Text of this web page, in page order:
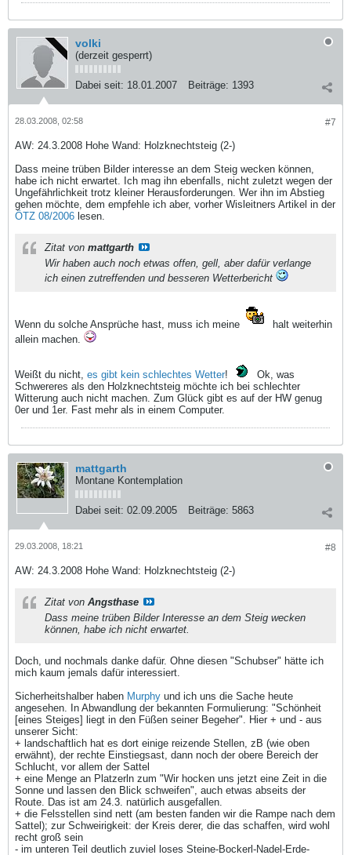
volki
(derzeit gesperrt)
Dabei seit: 18.01.2007 Beiträge: 1393
#7
28.03.2008, 02:58
AW: 24.3.2008 Hohe Wand: Holzknechtsteig (2-)
Dass meine trüben Bilder interesse an dem Steig wecken können,
habe ich nicht erwartet. Ich mag ihn ebenfalls, nicht zuletzt wegen der
Ungefährlichkeit trotz kleiner Herausforderungen. Wer ihn im Abstieg
gehen möchte, dem empfehle ich aber, vorher Wisleitners Artikel in der
ÖTZ 08/2006 lesen.
Zitat von mattgarth
Wir haben auch noch etwas offen, gell, aber dafür verlange
ich einen zutreffenden und besseren Wetterbericht
Wenn du solche Ansprüche hast, muss ich meine
halt weiterhin
allein machen.
Weißt du nicht, es gibt kein schlechtes Wetter!
Ok, was
Schwereres als den Holzknechtsteig möchte ich bei schlechter
Witterung auch nicht machen. Zum Glück gibt es auf der HW genug
0er und 1er. Fast mehr als in einem Computer.
mattgarth
Montane Kontemplation
Dabei seit: 02.09.2005 Beiträge: 5863
#8
29.03.2008, 18:21
AW: 24.3.2008 Hohe Wand: Holzknechtsteig (2-)
Zitat von Angsthase
Dass meine trüben Bilder Interesse an dem Steig wecken
können, habe ich nicht erwartet.
Doch, und nochmals danke dafür. Ohne diesen "Schubser" hätte ich
mich kaum jemals dafür interessiert.
Sicherheitshalber haben Murphy und ich uns die Sache heute
angesehen. In Abwandlung der bekannten Formulierung: "Schönheit
[eines Steiges] liegt in den Füßen seiner Begeher". Hier + und - aus
unserer Sicht:
+ landschaftlich hat es dort einige reizende Stellen, zB (wie oben
erwähnt), der rechte Einstiegsast, dann noch der obere Bereich der
Schlucht, vor allem der Sattel
+ eine Menge an Platzerln zum "Wir hocken uns jetzt eine Zeit in die
Sonne und lassen den Blick schweifen", auch etwas abseits der
Route. Das ist am 24.3. natürlich ausgefallen.
+ die Felsstellen sind nett (am besten fanden wir die Rampe nach dem
Sattel); zur Schweirigkeit: der Kreis derer, die das schaffen, wird wohl
recht groß sein
- im unteren Teil deutlich zuviel loses Steine-Bockerl-Nadel-Erde-